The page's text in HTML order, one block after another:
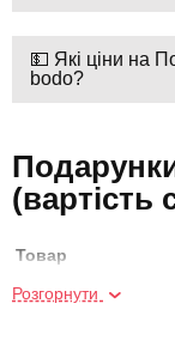
💵 Які ціни на
bodo?
(вартість
Товар
Розгорнути